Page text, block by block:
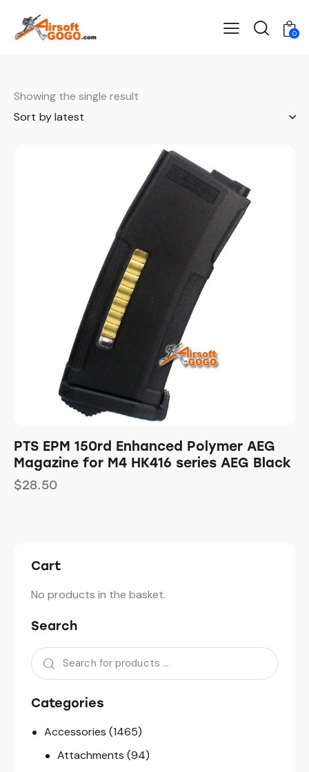
0
Showing the single result
PTS EPM 150rd Enhanced Polymer AEG
Magazine for M4 HK416 series AEG Black
$28.50
Cart
No products in the basket.
Search
Categories
Accessories (1465)
Attachments (94)